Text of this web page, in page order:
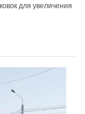
для увеличения